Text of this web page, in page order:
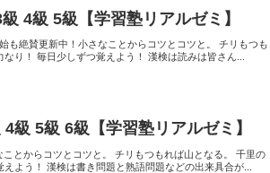
4級 5級【学習塾リアルゼミ】
も絶賛更新中！小さなことからコツとコツと。 チリもつも
り！ 毎日少しずつ覚えよう！ 漢検は読みは皆さん...
級 5級 6級【学習塾リアルゼミ】
とからコツとコツと。 チリもつもれば山となる。 千里の
よう！ 漢検は書き問題と熟語問題などの出来具合が...